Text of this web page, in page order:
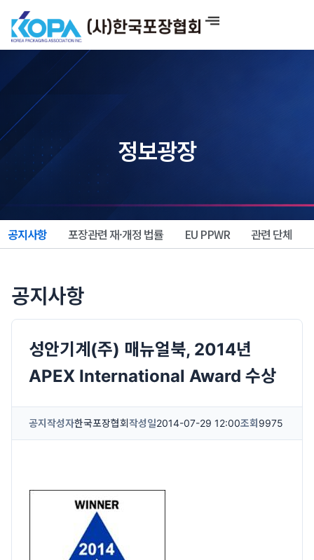
너
정보광장
공지사항 포장관련 재·개정 법률 EU PPWR 관련 단체
공지사항
성안기계(주) 매뉴얼북, 2014년
APEX International Award 수상
공지 작성자한국포장협회작성일2014-07-29 12:00조회 9975